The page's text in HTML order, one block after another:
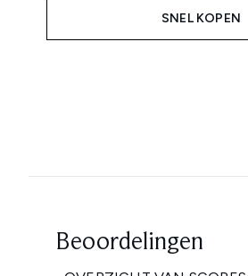
SNEL KOPEN